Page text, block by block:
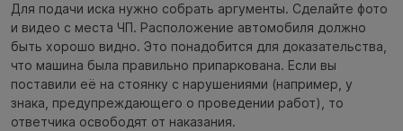
Для подачи иска нужно собрать аргументы. Сделайте фото
и видео с места ЧП. Расположение автомобиля должно
быть хорошо видно. Это понадобится для доказательства,
что машина была правильно припаркована. Если вы
поставили её на стоянку с нарушениями (например, у
знака, предупреждающего о проведении работ), то
ответчика освободят от наказания.